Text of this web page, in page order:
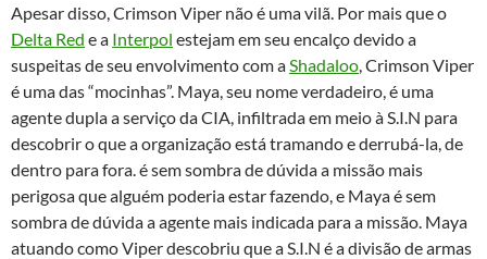
Apesar disso, Crimson Viper não é uma vilã. Por mais que o
Delta Red e a Interpol estejam em seu encalço devido a
suspeitas de seu envolvimento com aShadaloo, Crimson Viper
é uma das “mocinhas”. Maya, seu nome verdadeiro, é uma
agente dupla a serviço da CIA, infiltrada em meio à S.I.N para
descobrir o que a organização está tramando e derrubá-la, de
dentro para fora. é sem sombra de dúvida a missão mais
perigosa que alguém poderia estar fazendo, e Maya é sem
sombra de dúvida a agente mais indicada para a missão. Maya
atuando como Viper descobriu que a S.I.N é a divisão de armas